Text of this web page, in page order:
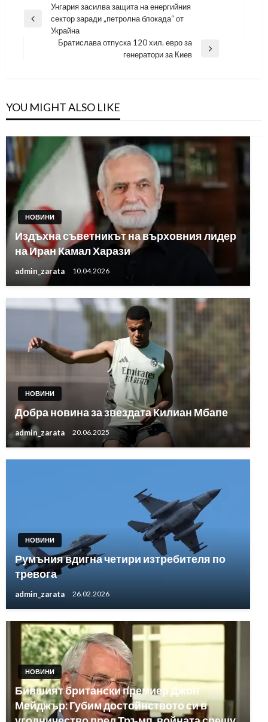
Навигация
Previous
Унгария засилва защита на енергийния
сектор заради „петролна блокада“ от
Украйна
Братислава отпуска 120 хил. евро за
генератори за Киев
YOU MIGHT ALSO LIKE
НОВИНИ
Издъхна съветникът на върховния лидер
на Иран Камал Харази
admin_zarata 10.04.2026
НОВИНИ
Добра новина за звездата Килиан Мбапе
admin_zarata 20.06.2025
НОВИНИ
Румъния вдигна четири изтребителя по
тревога
admin_zarata 26.02.2026
НОВИНИ
Бившият британски премиер Джон
Мейджър: Губим достойнството си в